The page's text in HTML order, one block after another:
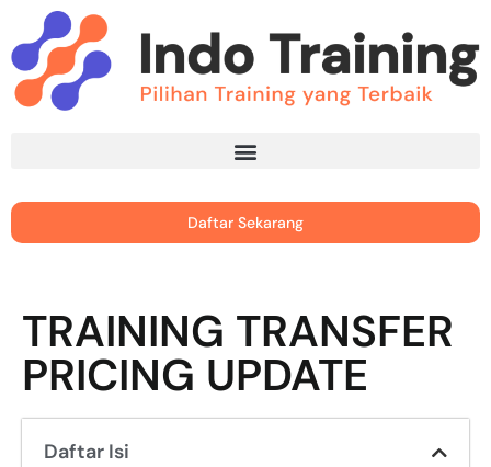
Daftar Sekarang
TRAINING TRANSFER
PRICING UPDATE
Daftar Isi